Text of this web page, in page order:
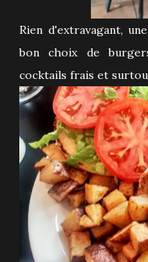
Rien d'extravagant,
bon choix de
cocktails frais et